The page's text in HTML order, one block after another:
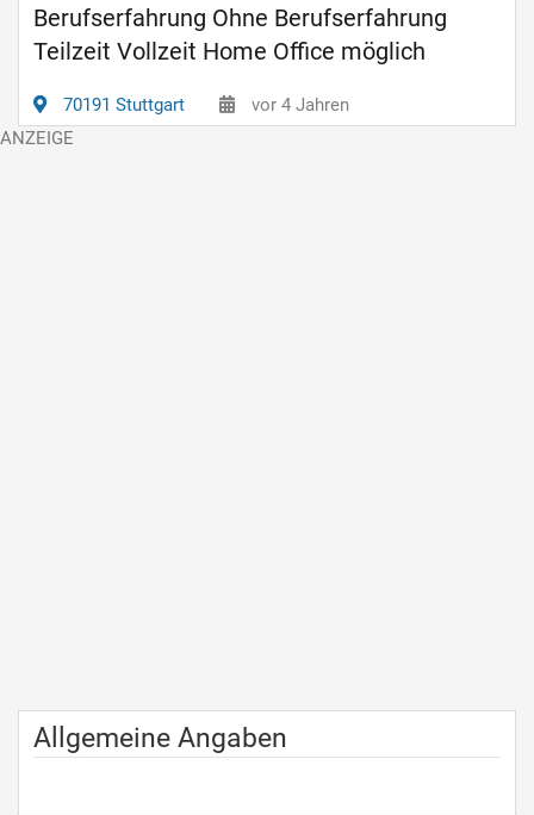
Berufserfahrung Ohne Berufserfahrung
Teilzeit Vollzeit Home Office möglich
70191 Stuttgart vor 4 Jahren
Allgemeine Angaben